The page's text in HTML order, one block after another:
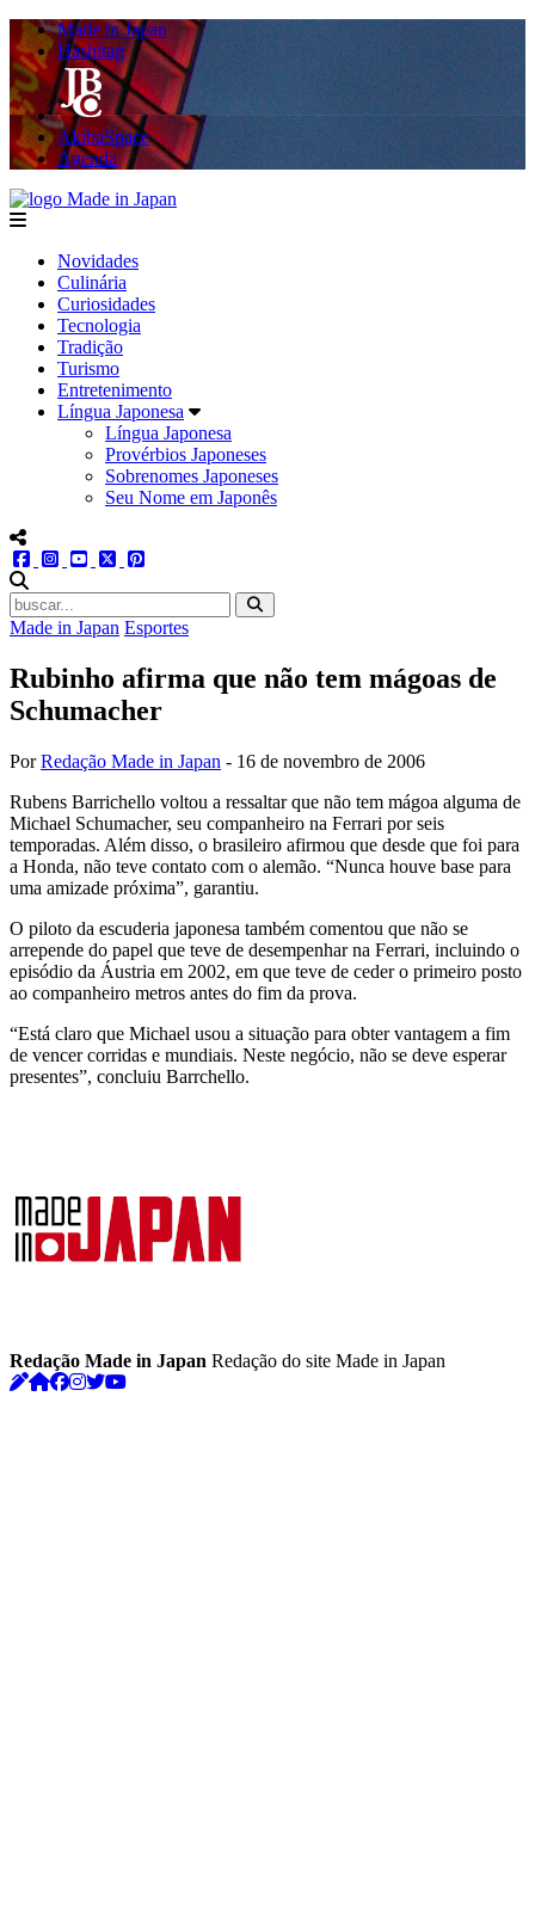
Made in Japan
Hashitag
AkibaSpace
Agenda
menu
Novidades
Culinária
Curiosidades
Tecnologia
Tradição
Turismo
Entretenimento
Língua Japonesa
Língua Japonesa
Provérbios Japoneses
Sobrenomes Japoneses
Seu Nome em Japonês
menu redes social
facebookinstagram
youtube
twitter
Made in Japan Esportes
Rubinho afirma que não tem mágoas de
Schumacher
PorRedação Made in Japan - 16 de novembro de 2006
Rubens Barrichello voltou a ressaltar que não tem mágoa alguma de
Michael Schumacher, seu companheiro na Ferrari por seis
temporadas. Além disso, o brasileiro afirmou que desde que foi para
a Honda, não teve contato com o alemão. “Nunca houve base para
uma amizade próxima”, garantiu.
O piloto da escuderia japonesa também comentou que não se
arrepende do papel que teve de desempenhar na Ferrari, incluindo o
episódio da Áustria em 2002, em que teve de ceder o primeiro posto
ao companheiro metros antes do fim da prova.
“Está claro que Michael usou a situação para obter vantagem a fim
de vencer corridas e mundiais. Neste negócio, não se deve esperar
presentes”, concluiu Barrchello.
Redação Made in Japan Redação do site Made in Japan